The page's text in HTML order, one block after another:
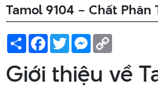
Tamol 9104 – Chất Phân
ShareFacebook
TwitterMessenger
Giới thiệu về